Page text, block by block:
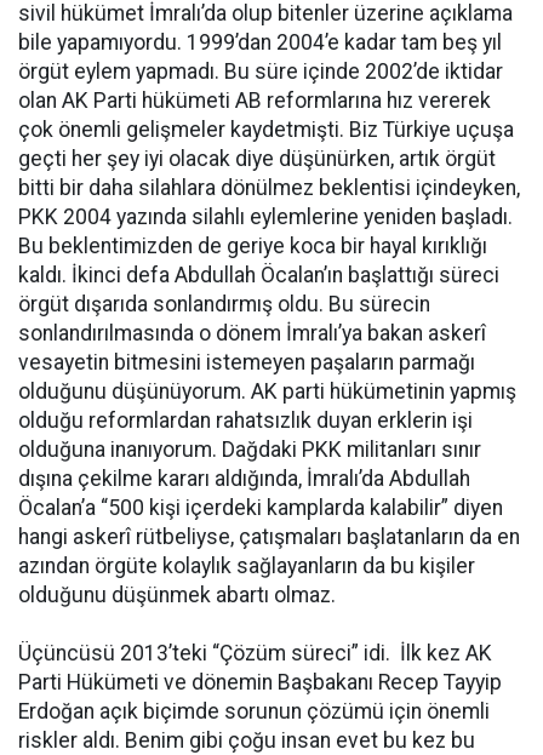
sivil hükümet İmralı’da olup bitenler üzerine açıklama
bile yapamıyordu. 1999’dan 2004’e kadar tam beş yıl
örgüt eylem yapmadı. Bu süre içinde 2002’de iktidar
olan AK Parti hükümeti AB reformlarına hız vererek
çok önemli gelişmeler kaydetmişti. Biz Türkiye uçuşa
geçti her şey iyi olacak diye düşünürken, artık örgüt
bitti bir daha silahlara dönülmez beklentisi içindeyken,
PKK 2004 yazında silahlı eylemlerine yeniden başladı.
Bu beklentimizden de geriye koca bir hayal kırıklığı
kaldı. İkinci defa Abdullah Öcalan’ın başlattığı süreci
örgüt dışarıda sonlandırmış oldu. Bu sürecin
sonlandırılmasında o dönem İmralı’ya bakan askerî
vesayetin bitmesini istemeyen paşaların parmağı
olduğunu düşünüyorum. AK parti hükümetinin yapmış
olduğu reformlardan rahatsızlık duyan erklerin işi
olduğuna inanıyorum. Dağdaki PKK militanları sınır
dışına çekilme kararı aldığında, İmralı’da Abdullah
Öcalan’a “500 kişi içerdeki kamplarda kalabilir” diyen
hangi askerî rütbeliyse, çatışmaları başlatanların da en
azından örgüte kolaylık sağlayanların da bu kişiler
olduğunu düşünmek abartı olmaz.
Üçüncüsü 2013’teki “Çözüm süreci” idi. İlk kez AK
Parti Hükümeti ve dönemin Başbakanı Recep Tayyip
Erdoğan açık biçimde sorunun çözümü için önemli
riskler aldı. Benim gibi çoğu insan evet bu kez bu